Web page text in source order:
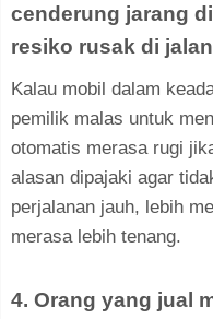
cenderung jarang
resiko rusak di jalan
Kalau mobil dalam
pemilik malas untuk
otomatis merasa rugi
alasan dipajaki agar
perjalanan jauh, lebih
merasa lebih tenang.
4. Orang yang jual